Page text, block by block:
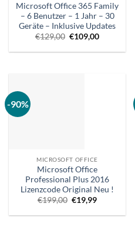
Microsoft Office 365 Family
– 6 Benutzer – 1 Jahr – 30
Geräte – Inklusive Updates
€129,00 Ursprünglicher
war:
€109,00Aktueller
ist:
-90%
MICROSOFT OFFICE
Microsoft Office
Professional Plus 2016
Lizenzcode Original Neu !
€199,00 Ursprünglicher
Preis
war:
€19,99Aktueller
ist: